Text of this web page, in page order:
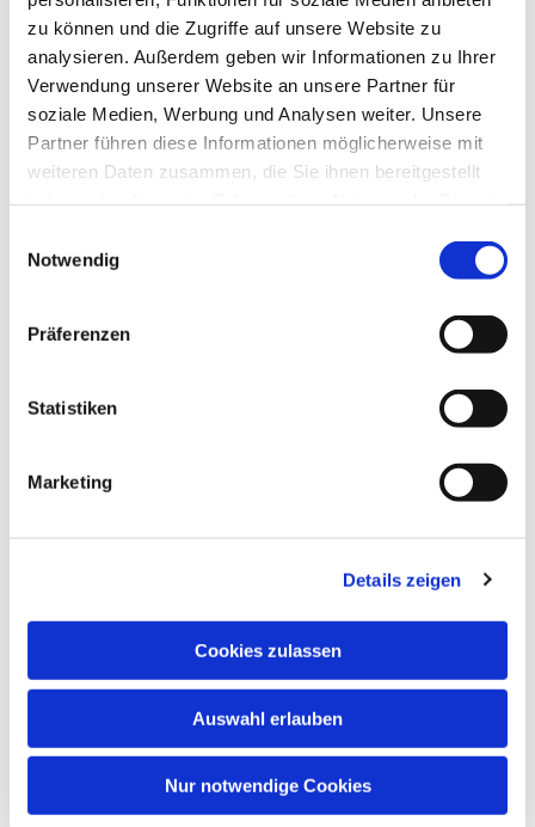
zu können und die Zugriffe auf unsere Website zu
analysieren. Außerdem geben wir Informationen zu Ihrer
Verwendung unserer Website an unsere Partner für
soziale Medien, Werbung und Analysen weiter. Unsere
Partner führen diese Informationen möglicherweise mit
weiteren Daten zusammen, die Sie ihnen bereitgestellt
Notwendig
Präferenzen
Statistiken
Marketing
Details zeigen
Cookies zulassen
Auswahl erlauben
Nur notwendige Cookies
Pfarrei St. Martin
Wallfahrten
Veranstaltungen & Angebote